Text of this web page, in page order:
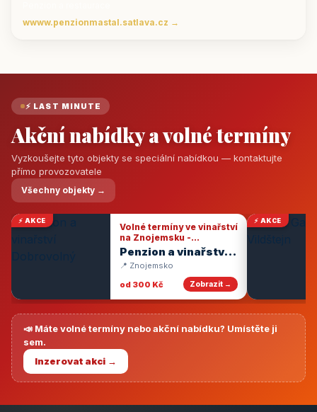
wwww.penzionmastal.satlava.cz →
⚡ LAST MINUTE
Akční nabídky a volné termíny
Vyzkoušejte tyto objekty se speciální nabídkou — kontaktujte
přímo provozovatele
Všechny objekty →
⚡ AKCE
Volné termíny ve vinařství
na Znojemsku -
degustace vín
Penzion a vinařství
Dobrovolný
📍 Znojemsko
od 300 Kč
Zobrazit →
⚡ AKCE
📣 Máte volné termíny nebo akční nabídku? Umístěte ji
sem.
Inzerovat akci →